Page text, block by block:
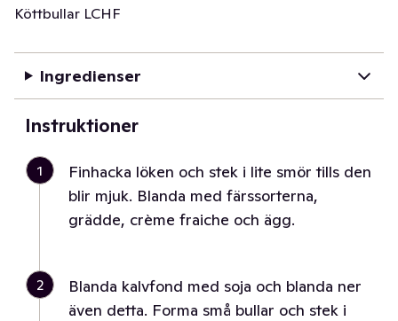
Köttbullar LCHF
Ingredienser
Instruktioner
1
Finhacka löken och stek i lite smör tills den
blir mjuk. Blanda med färssorterna,
grädde, crème fraiche och ägg.
2
Blanda kalvfond med soja och blanda ner
även detta. Forma små bullar och stek i